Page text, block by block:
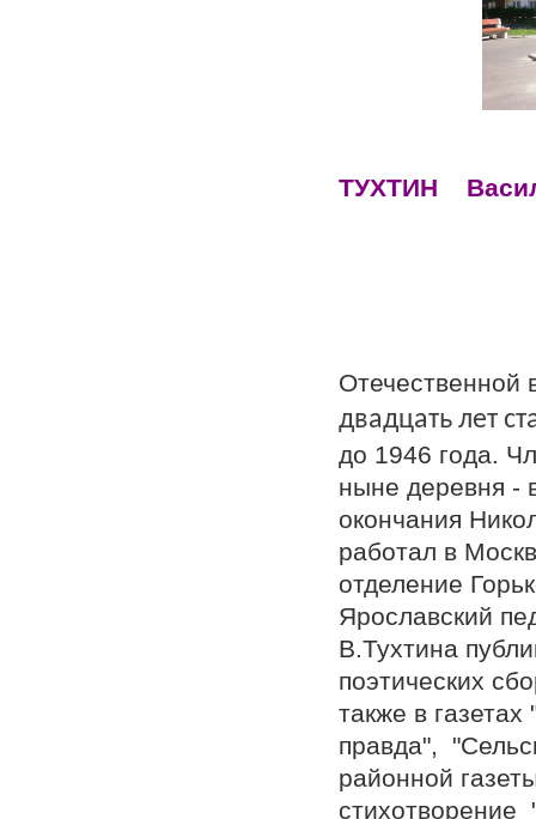
ТУХТИН
двадцать лет
до 1946 года.
ныне деревня -
окончания
работал в
отделение
Ярославский
В.Тухтина
поэтических
также в
правда",
районной